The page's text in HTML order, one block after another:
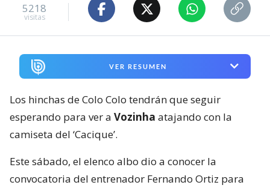
5218
visitas
VER RESUMEN
Los hinchas de Colo Colo tendrán que seguir
esperando para ver a Vozinha atajando con la
camiseta del ‘Cacique’.
Este sábado, el elenco albo dio a conocer la
convocatoria del entrenador Fernando Ortiz para